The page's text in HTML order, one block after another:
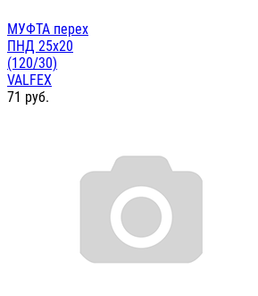
МУФТА перех
ПНД 25х20
(120/30)
VALFEX
71 руб.